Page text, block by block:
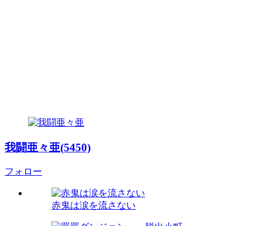
我闘亜々亜(5450)
フォロー
赤鬼は涙を流さない